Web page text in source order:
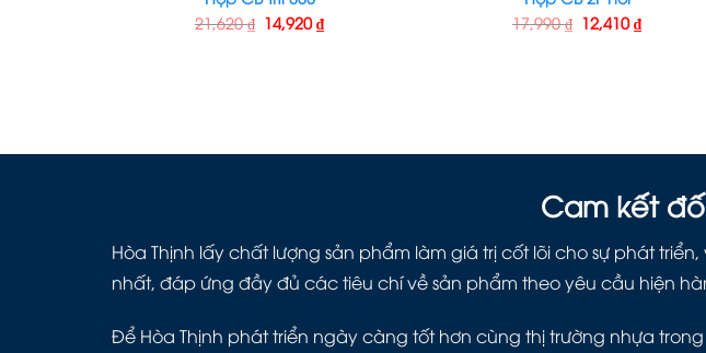
21,620₫ 14,920₫
17,990₫ 12,410₫
Cam kết
Hòa Thịnh lấy chất lượng sản phẩm làm giá trị cốt lõi cho sự phát
nhất, đáp ứng đầy đủ các tiêu chí về sản phẩm theo yêu cầu hiện
Để Hòa Thịnh phát triển ngày càng tốt hơn cùng thị trường nhựa